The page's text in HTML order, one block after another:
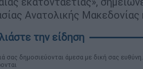
Ανατολικής Μακεδονίας
σας δημοσιεύονται άμεσα με δική σας